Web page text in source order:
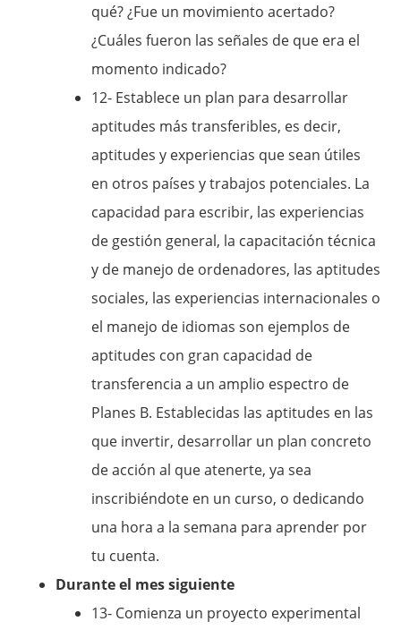
qué? ¿Fue un movimiento acertado?
¿Cuáles fueron las señales de que era el
momento indicado?
12- Establece un plan para desarrollar
aptitudes más transferibles, es decir,
aptitudes y experiencias que sean útiles
en otros países y trabajos potenciales. La
capacidad para escribir, las experiencias
de gestión general, la capacitación técnica
y de manejo de ordenadores, las aptitudes
sociales, las experiencias internacionales o
el manejo de idiomas son ejemplos de
aptitudes con gran capacidad de
transferencia a un amplio espectro de
Planes B. Establecidas las aptitudes en las
que invertir, desarrollar un plan concreto
de acción al que atenerte, ya sea
inscribiéndote en un curso, o dedicando
una hora a la semana para aprender por
tu cuenta.
Durante el mes siguiente
13- Comienza un proyecto experimental